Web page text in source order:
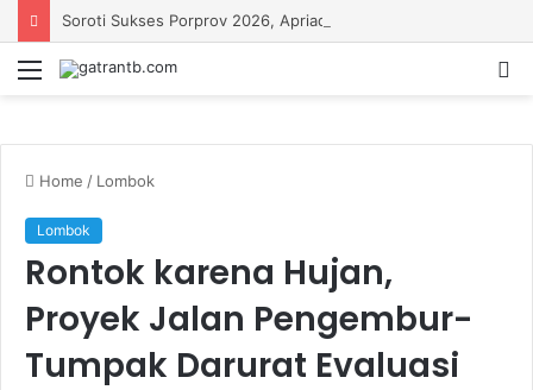
Menu
Home / Lombok
Lombok
Rontok karena Hujan,
Proyek Jalan Pengembur-
Tumpak Darurat Evaluasi